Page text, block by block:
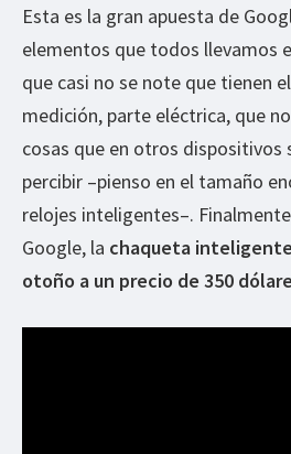
Esta es la gran apuesta de
elementos que todos llevamos
que casi no se note que tienen
medición, parte eléctrica, que
cosas que en otros dispositivos
percibir –pienso en el tamaño
relojes inteligentes–.
Google, la chaqueta
otoño a un precio de 350